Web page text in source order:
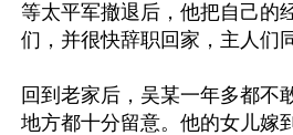
等太平军撤退后，他把自己的
们，并很快辞职回家，主人们
回到老家后，吴某一年多都不
地方都十分留意。他的女儿嫁